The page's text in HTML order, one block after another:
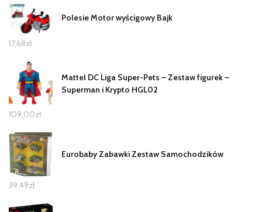
Polesie Motor wyścigowy Bajk
17,68zł
Mattel DC Liga Super-Pets – Zestaw figurek –
Superman i Krypto HGL02
109,00zł
Eurobaby Zabawki Zestaw Samochodzików
39,49zł